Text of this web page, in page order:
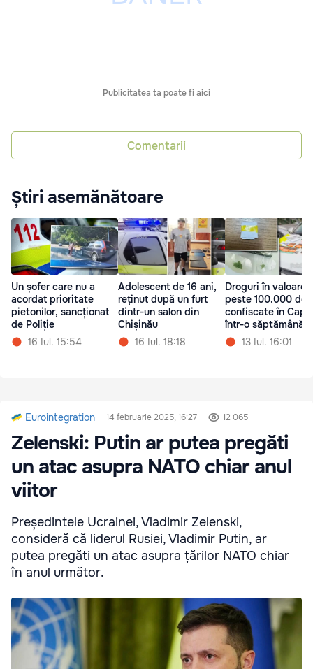
Publicitatea ta poate fi aici
Comentarii
Știri asemănătoare
Un șofer care nu a
acordat prioritate
pietonilor, sancționat
de Poliție
16 Iul. 15:54
Adolescent de 16 ani,
reținut după un furt
dintr-un salon din
Chișinău
16 Iul. 18:18
Droguri în valoare
peste 100.000 de
confiscate în
într-o săptămână
13 Iul. 16:01
Eurointegration 14 februarie 2025, 16:27 12 065
Zelenski: Putin ar putea pregăti
un atac asupra NATO chiar anul
viitor
Președintele Ucrainei, Vladimir Zelenski,
consideră că liderul Rusiei, Vladimir Putin, ar
putea pregăti un atac asupra țărilor NATO chiar
în anul următor.